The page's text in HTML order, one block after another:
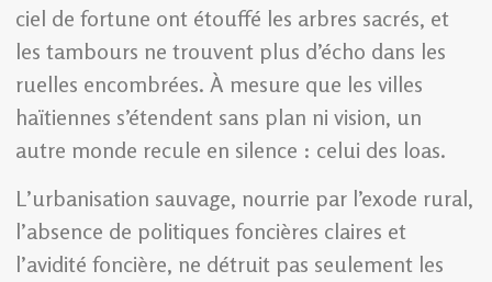
ciel de fortune ont étouffé les arbres sacrés, et
les tambours ne trouvent plus d’écho dans les
ruelles encombrées. À mesure que les villes
haïtiennes s’étendent sans plan ni vision, un
autre monde recule en silence : celui des loas.
L’urbanisation sauvage, nourrie par l’exode rural,
l’absence de politiques foncières claires et
l’avidité foncière, ne détruit pas seulement les